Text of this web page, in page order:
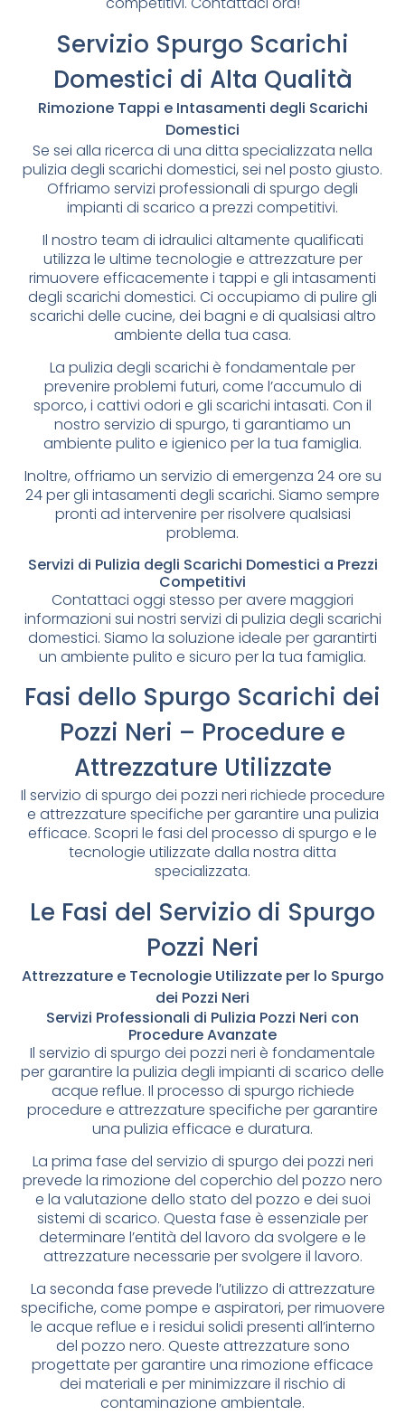
Servizio Spurgo Scarichi
Domestici di Alta Qualità
Rimozione Tappi e Intasamenti degli Scarichi
Domestici
Se sei alla ricerca di una ditta specializzata nella
pulizia degli scarichi domestici, sei nel posto giusto.
Offriamo servizi professionali di spurgo degli
impianti di scarico a prezzi competitivi.
Il nostro team di idraulici altamente qualificati
utilizza le ultime tecnologie e attrezzature per
rimuovere efficacemente i tappi e gli intasamenti
degli scarichi domestici. Ci occupiamo di pulire gli
scarichi delle cucine, dei bagni e di qualsiasi altro
ambiente della tua casa.
La pulizia degli scarichi è fondamentale per
prevenire problemi futuri, come l’accumulo di
sporco, i cattivi odori e gli scarichi intasati. Con il
nostro servizio di spurgo, ti garantiamo un
ambiente pulito e igienico per la tua famiglia.
Inoltre, offriamo un servizio di emergenza 24 ore su
24 per gli intasamenti degli scarichi. Siamo sempre
pronti ad intervenire per risolvere qualsiasi
problema.
Servizi di Pulizia degli Scarichi Domestici a Prezzi
Competitivi
Contattaci oggi stesso per avere maggiori
informazioni sui nostri servizi di pulizia degli scarichi
domestici. Siamo la soluzione ideale per garantirti
un ambiente pulito e sicuro per la tua famiglia.
Fasi dello Spurgo Scarichi dei
Pozzi Neri – Procedure e
Attrezzature Utilizzate
Il servizio di spurgo dei pozzi neri richiede procedure
e attrezzature specifiche per garantire una pulizia
efficace. Scopri le fasi del processo di spurgo e le
tecnologie utilizzate dalla nostra ditta
specializzata.
Le Fasi del Servizio di Spurgo
Pozzi Neri
Attrezzature e Tecnologie Utilizzate per lo Spurgo
dei Pozzi Neri
Servizi Professionali di Pulizia Pozzi Neri con
Procedure Avanzate
Il servizio di spurgo dei pozzi neri è fondamentale
per garantire la pulizia degli impianti di scarico delle
acque reflue. Il processo di spurgo richiede
procedure e attrezzature specifiche per garantire
una pulizia efficace e duratura.
La prima fase del servizio di spurgo dei pozzi neri
prevede la rimozione del coperchio del pozzo nero
e la valutazione dello stato del pozzo e dei suoi
sistemi di scarico. Questa fase è essenziale per
determinare l’entità del lavoro da svolgere e le
attrezzature necessarie per svolgere il lavoro.
La seconda fase prevede l’utilizzo di attrezzature
specifiche, come pompe e aspiratori, per rimuovere
le acque reflue e i residui solidi presenti all’interno
del pozzo nero. Queste attrezzature sono
progettate per garantire una rimozione efficace
dei materiali e per minimizzare il rischio di
contaminazione ambientale.